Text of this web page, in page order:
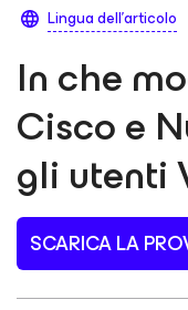
Lingua dell'articolo
In che
Cisco e
gli utenti
SCARICA LA